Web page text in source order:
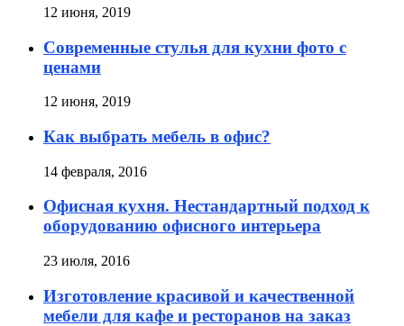
12 июня, 2019
Современные стулья для кухни фото с
ценами
12 июня, 2019
Как выбрать мебель в офис?
14 февраля, 2016
Офисная кухня. Нестандартный подход к
оборудованию офисного интерьера
23 июля, 2016
Изготовление красивой и качественной
мебели для кафе и ресторанов на заказ